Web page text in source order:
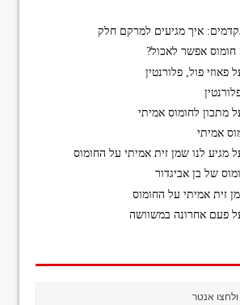
איך מגיעים למרקם חלק
חומוס אפשר לאכול?
פאוזי פול, פלורנטין
מתכון לחומוס אמיתי
אמיתי
מגיע לנו שמן זית אמיתי על החומוס
של בן אביגדור
זית אמיתי על החומוס
פעם אחרונה במשוושה